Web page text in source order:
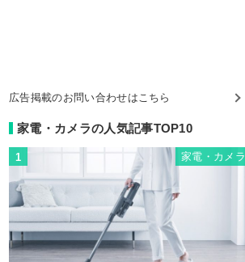
広告掲載のお問い合わせはこちら
家電・カメラの人気記事TOP10
1 家電・カメラ